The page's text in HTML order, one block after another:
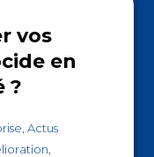
vos
en
?
Actus